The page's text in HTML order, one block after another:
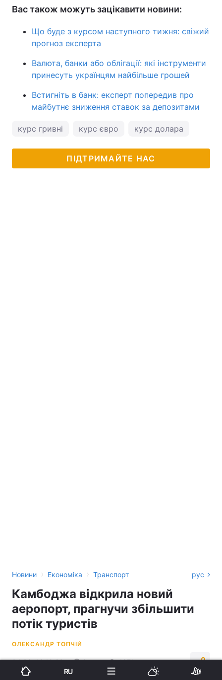
Вас також можуть зацікавити новини:
Що буде з курсом наступного тижня: свіжий
прогноз експерта
Валюта, банки або облігації: які інструменти
принесуть українцям найбільше грошей
Встигніть в банк: експерт попередив про
майбутнє зниження ставок за депозитами
курс гривні курс євро курс долара
ПІДТРИМАЙТЕ НАС
Новини › Економіка › Транспорт рус
Камбоджа відкрила новий
аеропорт, прагнучи збільшити
потік туристів
ОЛЕКСАНДР ТОПЧІЙ
04:38, 18.10.23 2 хв. 4871
RU